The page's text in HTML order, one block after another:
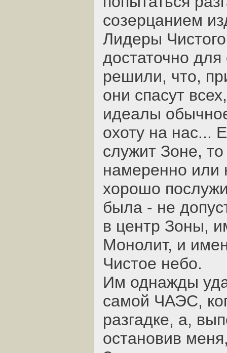
созерцанием
Лидеры
достаточно
решили, что,
они спасут
идеалы
охоту на нас...
служит Зоне,
намеренно или
хорошо
была - не
в центр Зоны,
Монолит, и
Чистое небо.
Им однажды
самой ЧАЭС,
разгадке, а,
остановив